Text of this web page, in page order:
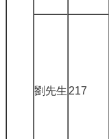
劉先生 217